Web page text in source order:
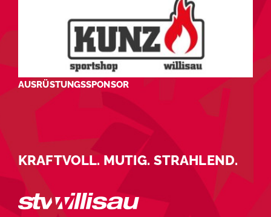
AUSRÜSTUNGSSPONSOR
KRAFTVOLL. MUTIG. STRAHLEND.